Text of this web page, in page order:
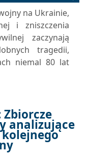
na Ukrainie,
i zniszczenia
zaczynają
tragedii,
niemal 80 lat
analizujące